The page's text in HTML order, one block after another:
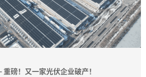
磅！又一家光伏企业破产！